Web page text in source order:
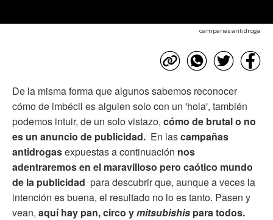
campanas antidroga
De la misma forma que algunos sabemos reconocer
cómo de imbécil es alguien solo con un 'hola', también
podemos intuir, de un solo vistazo, cómo de brutal o no
es un anuncio de publicidad. En lascampañas
antidrogasexpuestas a continuación nos
adentraremos en el maravilloso pero caótico mundo
de la publicidad para descubrir que, aunque a veces la
intención es buena, el resultado no lo es tanto. Pasen y
vean, aquí hay pan, circo ymitsubishis para todos.